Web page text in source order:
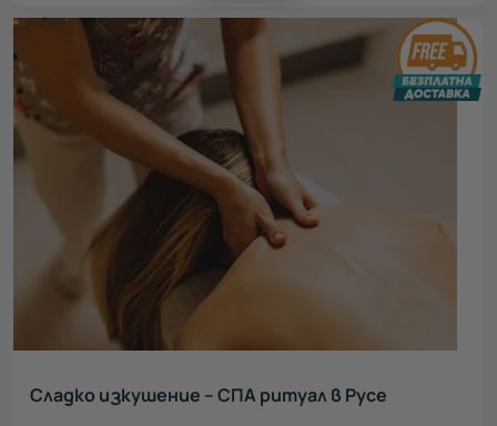
Сладко изкушение – СПА ритуал в Русе